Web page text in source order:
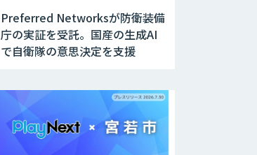
展示会」
Web接客を進化さ
せる対話型AIエー
WEB」
AIエージェント構
築支援サービス
Preferred Networksが防衛装備
庁の実証を受託。国産の生成AI
で自衛隊の意思決定を支援